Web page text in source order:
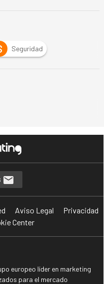
Seguridad
Aviso Legal
Privacidad
Center
europeo líder en marketing
para el mercado